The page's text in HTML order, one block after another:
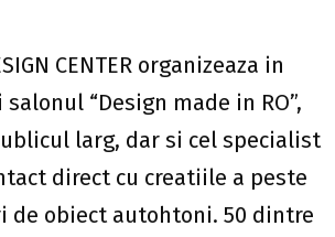
CENTER organizeaza in
“Design made in RO”,
larg, dar si cel specialist
direct cu creatiile a peste
de obiect autohtoni. 50 dintre